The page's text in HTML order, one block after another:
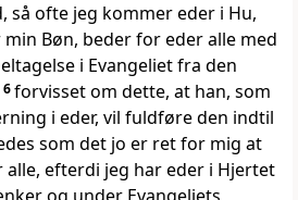
så ofte jeg kommer eder i Hu,
Bøn, beder for eder alle med
i Evangeliet fra den
6forvisset om dette, at han, som
i eder, vil fuldføre den indtil
som det jo er ret for mig at
alle, efterdi jeg har eder i Hjertet